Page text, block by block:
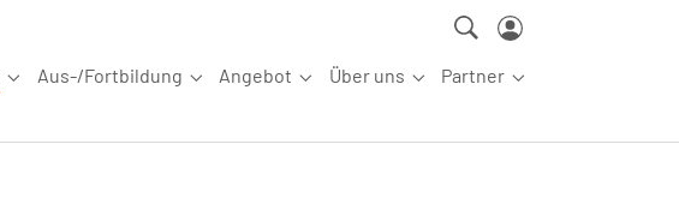
Submenu for "Wettkampfsport"
Aus-/Fortbildung
Submenu for "Aus-/Fortbildung"
Angebot
Submenu for "Angebot"
Über uns
Submenu for "Über uns"
Partner
Submenu for